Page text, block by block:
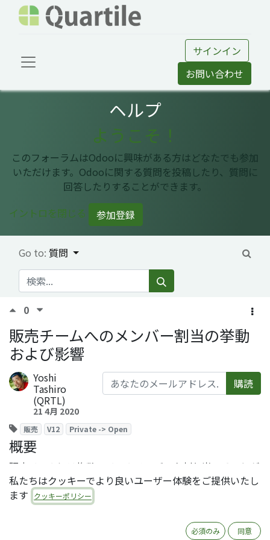
サインイン
お問い合わせ
ヘルプ
ようこそ！
このフォーラムはOdooに興味がある方はどなたでも参加
いただけます。Odooに関する質問を投稿したり、質問に
回答したりすることができます。
イントロを閉じる
参加登録
Go to: 質問
0
販売チームへのメンバー割当の挙動
および影響
Yoshi
Tashiro
(QRTL)
21 4月 2020
購読
販売 V12 Private -> Open
概要
販売チームには複数のチームメンバーを割り当てることが
できます。
私たちはクッキーでより良いユーザー体験をご提供いたし
ます
クッキーポリシー
必須のみ 同意